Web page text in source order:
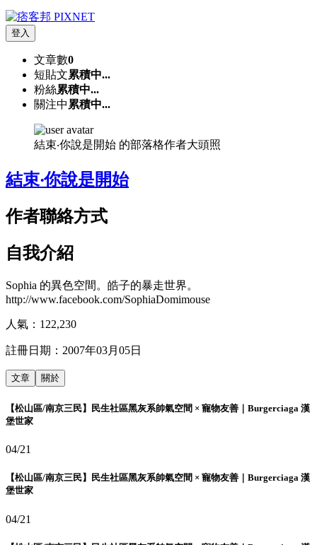
登入
文章數0
短貼文累積中...
粉絲累積中...
關注中 累積中...
結束‧你說是開始 的部落格作者大頭照
結束‧你說是開始
作者聯絡方式
自我介紹
Sophia 的異色空間。皓子的暴走世界。
http://www.facebook.com/SophiaDomimouse
人氣： 122,230
註冊日期： 2007年03月05日
文章 關於
【松山區/南京三民】民生社區黑灰系帥氣空間 × 寵物友善｜Burgerciaga 漢
堡世家
04/21
【松山區/南京三民】民生社區黑灰系帥氣空間 × 寵物友善｜Burgerciaga 漢
堡世家
04/21